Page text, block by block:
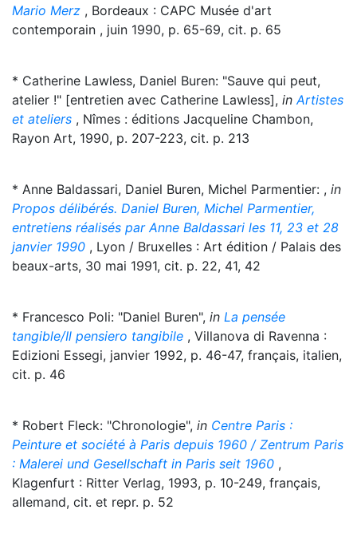
Mario Merz , Bordeaux : CAPC Musée d'art
contemporain , juin 1990, p. 65-69, cit. p. 65
* Catherine Lawless, Daniel Buren: "Sauve qui peut,
atelier !" [entretien avec Catherine Lawless], in Artistes
et ateliers , Nîmes : éditions Jacqueline Chambon,
Rayon Art, 1990, p. 207-223, cit. p. 213
* Anne Baldassari, Daniel Buren, Michel Parmentier: , in
Propos délibérés. Daniel Buren, Michel Parmentier,
entretiens réalisés par Anne Baldassari les 11, 23 et 28
janvier 1990 , Lyon / Bruxelles : Art édition / Palais des
beaux-arts, 30 mai 1991, cit. p. 22, 41, 42
* Francesco Poli: "Daniel Buren", in La pensée
tangible/Il pensiero tangibile , Villanova di Ravenna :
Edizioni Essegi, janvier 1992, p. 46-47, français, italien,
cit. p. 46
* Robert Fleck: "Chronologie", in Centre Paris :
Peinture et société à Paris depuis 1960 / Zentrum Paris
: Malerei und Gesellschaft in Paris seit 1960 ,
Klagenfurt : Ritter Verlag, 1993, p. 10-249, français,
allemand, cit. et repr. p. 52